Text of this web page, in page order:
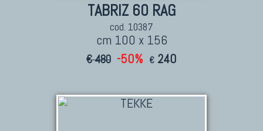
TABRIZ 60 RAG
cod. 10387
cm 100 x 156
€ 480 -50% € 240